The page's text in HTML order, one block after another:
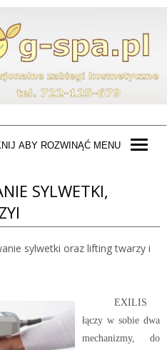
ABY ROZWINĄĆ MENU
SYLWETKI,
sylwetki oraz lifting twarzy i
EXILIS
łączy w sobie dwa
mechanizmy, do